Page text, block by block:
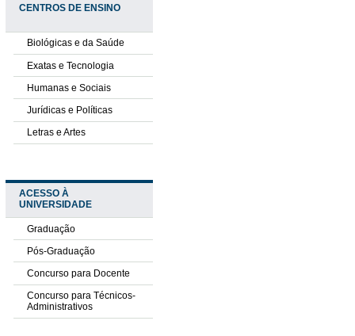
CENTROS DE ENSINO
Biológicas e da Saúde
Exatas e Tecnologia
Humanas e Sociais
Jurídicas e Políticas
Letras e Artes
ACESSO À
UNIVERSIDADE
Graduação
Pós-Graduação
Concurso para Docente
Concurso para Técnicos-
Administrativos